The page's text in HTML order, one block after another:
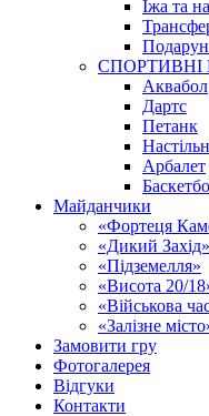
Їжа та
СПОРТИВНІ
Аквабол
Дартс
Петанк
Арбалет
Майданчики
«Фортеця
«Дикий Захід»
«Підземелля»
«Висота 20/
«Військова
«Залізне
Замовити гру
Фотогалерея
Відгуки
Контакти